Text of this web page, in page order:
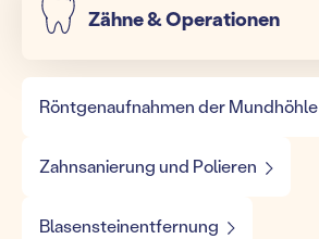
Zähne & Operationen
Röntgenaufnahmen der Mundhöhle
Zahnsanierung und Polieren
Blasensteinentfernung